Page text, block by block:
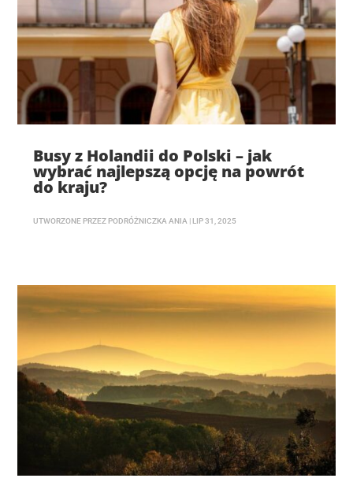
Busy z Holandii do Polski – jak
wybrać najlepszą opcję na powrót
do kraju?
UTWORZONE PRZEZ PODRÓŻNICZKA ANIA LIP 31, 2025